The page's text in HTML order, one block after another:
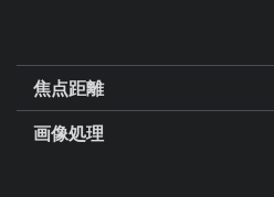
焦点距離
画像処理